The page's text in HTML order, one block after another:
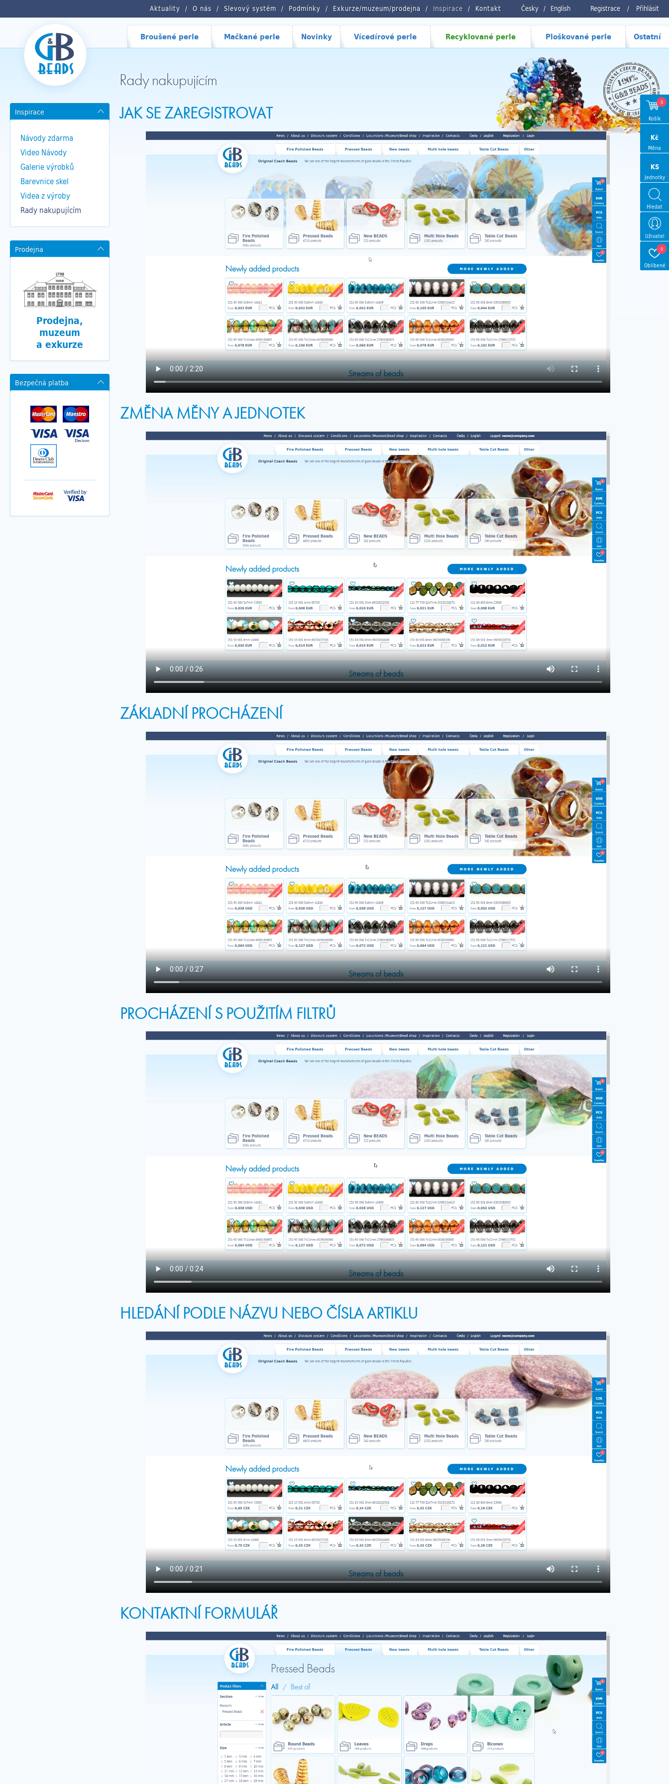
Registrace / Přihlásit
Česky / English
Aktuality O nás Slevový systém Podmínky Exkurze/muzeum/prodejna Inspirace Kontakt
Broušené perle Mačkané perle Novinky Vícedírové perle Recyklované perle Ploškované perle Ostatní
Rady nakupujícím
Inspirace
Návody zdarma
Video Návody
Galerie výrobků
Barevnice skel
Videa z výroby
Rady nakupujícím
Prodejna
Prodejna,
muzeum
a exkurze
Bezpečná platba
JAK SE ZAREGISTROVAT
ZMĚNA MĚNY A JEDNOTEK
ZÁKLADNÍ PROCHÁZENÍ
PROCHÁZENÍ S POUŽITÍM FILTRŮ
HLEDÁNÍ PODLE NÁZVU NEBO ČÍSLA ARTIKLU
KONTAKTNÍ FORMULÁŘ
0
Košík
Kč
Měna
KS
Jednotky
Hledat
Uživatel
0
Oblíbené